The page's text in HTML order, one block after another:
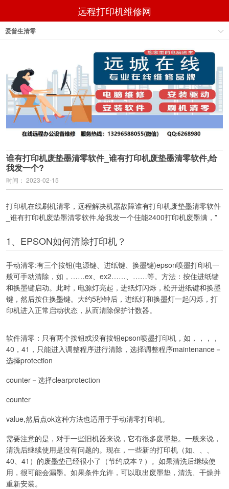
远程打印机维修网
爱普生清零
谁有打印机废垫墨清零软件_谁有打印机废垫墨清零软件,给
我发一个?
时间： 2023-02-15
打印机在线刷机清零，远程解决机器故障谁有打印机废垫墨清零软件
_谁有打印机废垫墨清零软件,给我发一个佳能2400打印机废墨满，”
1、EPSON如何清除打印机？
手动清零:有三个按钮(电源键、进纸键、换墨键)epson喷墨打印机一
般可手动清除，如，……ex、ex2……、……等。方法：按住进纸键
和换墨键启动。此时，电源灯亮起，进纸灯闪烁，松开进纸键和换墨
键，然后按住换墨键。大约5秒钟后，进纸灯和换墨灯一起闪烁，打
印机进入正常启动状态，从而清除保护计数器。
软件清零：只有两个按钮或没有按钮epson喷墨打印机，如，，，，
40，41，只能进入调整程序进行清除，选择调整程序maintenance－
选择protection
counter－选择clearprotection
counter
value,然后点ok这种方法也适用于手动清零打印机。
需要注意的是，对于一些旧机器来说，它有很多废墨垫。一般来说，
清洗后继续使用是没有问题的。现在，一些新的打印机（如、、、
40、41）的废墨垫已经很小了（节约成本？）。如果清洗后继续使
用，很可能会漏墨。如果条件允许，可以取出废墨垫，清洗、干燥并
重新安装。